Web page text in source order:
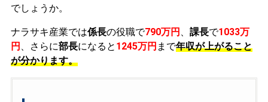
でしょうか。
ナラサキ産業では係長の役職で790万円 課長で1033万
円
、さらに部長になると 1245万円 まで年収が上がること
が分かります。